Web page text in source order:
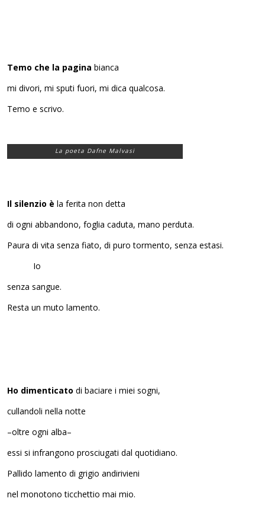
Temo che la pagina bianca
mi divori, mi sputi fuori, mi dica qualcosa.
Temo e scrivo.
La poeta Dafne Malvasi
Il silenzio è la ferita non detta
di ogni abbandono, foglia caduta, mano perduta.
Paura di vita senza fiato, di puro tormento, senza estasi.
Io
senza sangue.
Resta un muto lamento.
Ho dimenticato di baciare i miei sogni,
cullandoli nella notte
–oltre ogni alba–
essi si infrangono prosciugati dal quotidiano.
Pallido lamento di grigio andirivieni
nel monotono ticchettio mai mio.